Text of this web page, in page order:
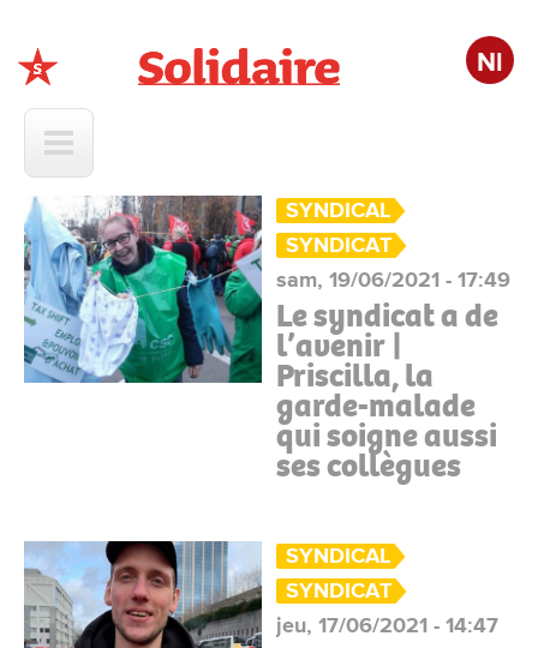
Nl
SYNDICAL
SYNDICAT
sam, 19/06/2021 - 17:49
Le syndicat a de
l’avenir |
Priscilla, la
garde-malade
qui soigne aussi
ses collègues
SYNDICAL
SYNDICAT
jeu, 17/06/2021 - 14:47